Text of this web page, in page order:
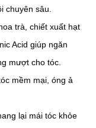
chuyên sâu.
trà, chiết xuất hạt
Acid giúp ngăn
mượt cho tóc.
mềm mại, óng ả
lại mái tóc khỏe